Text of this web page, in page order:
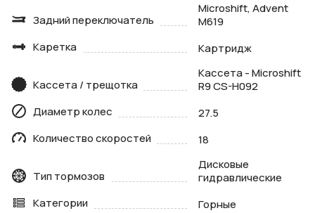
Задний переключатель
Microshift, Advent
M619
Каретка
Картридж
Кассета / трещотка
Кассета - Microshift
R9 CS-H092
Диаметр колес
27.5
Количество скоростей
18
Тип тормозов
Дисковые
гидравлические
Категории
Горные